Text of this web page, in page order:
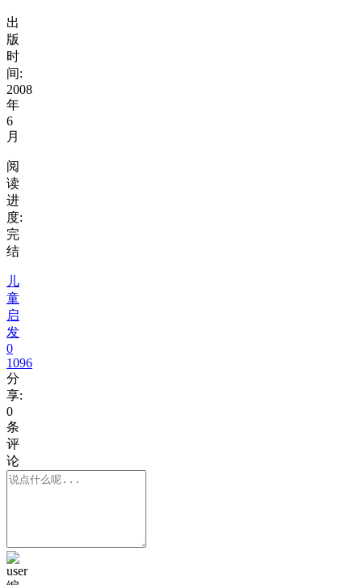
出
版
时
间:
2008
年
6
月
阅
读
进
度:
完
结
儿
童
启
发
0
1096
分
享:
0
条
评
论